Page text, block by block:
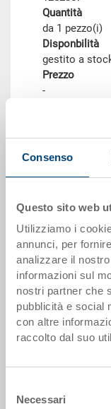
Consenso
Questo sito web
Utilizziamo i
annunci, per
analizzare il
informazioni sul
nostri partner che
pubblicità e social
con altre
raccolto dal suo
delNecessari
Quantità
da 1 pezzo(i)
Disponbilità
gestito a
Prezzo
-
Dimensioni